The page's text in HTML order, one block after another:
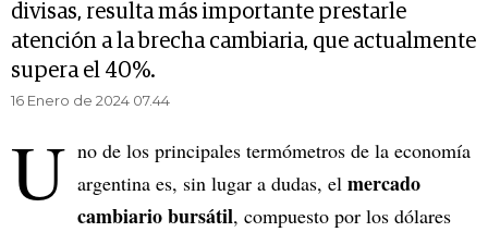
divisas, resulta más importante prestarle
atención a la brecha cambiaria, que actualmente
supera el 40%.
16 Enero de 2024 07.44
U no de los principales termómetros de la economía
argentina es, sin lugar a dudas, el mercado
cambiario bursátil, compuesto por los dólares